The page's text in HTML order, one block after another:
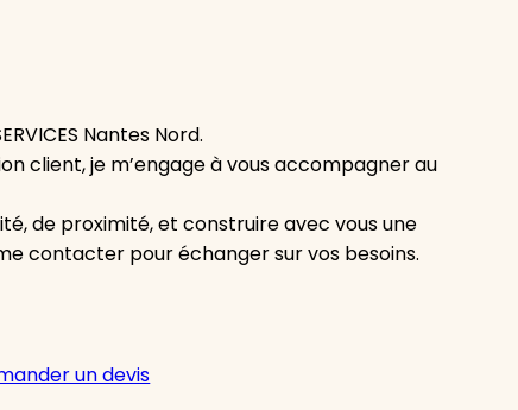
Nantes Nord.
client, je m’engage à vous accompagner au
de proximité, et construire avec vous une
contacter pour échanger sur vos besoins.
un devis